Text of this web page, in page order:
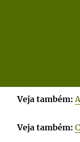
Veja também:
Veja também: